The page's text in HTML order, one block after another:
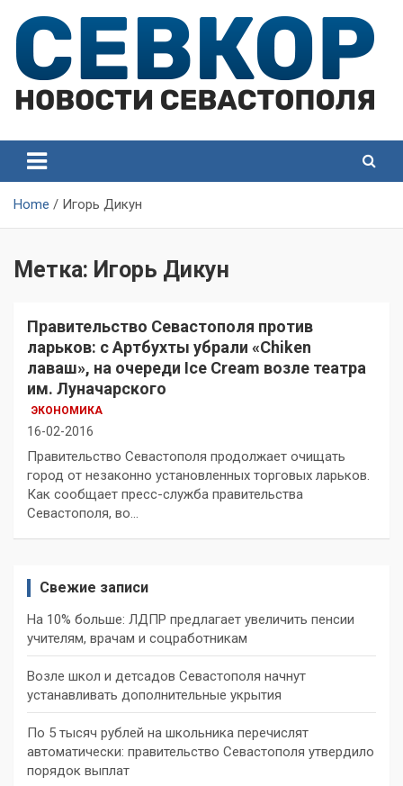
content
Севастополя
Севастополя
Home Игорь Дикун
Метка: Игорь Дикун
Правительство Севастополя против
ларьков: с Артбухты убрали «Chiken
лаваш», на очереди Ice Cream возле театра
им. Луначарского
ЭКОНОМИКА
16-02-2016
Правительство Севастополя продолжает очищать
город от незаконно установленных торговых ларьков.
Как сообщает пресс-служба правительства
Севастополя, во…
Свежие записи
На 10% больше: ЛДПР предлагает увеличить пенсии
учителям, врачам и соцработникам
Возле школ и детсадов Севастополя начнут
устанавливать дополнительные укрытия
По 5 тысяч рублей на школьника перечислят
автоматически: правительство Севастополя утвердило
порядок выплат